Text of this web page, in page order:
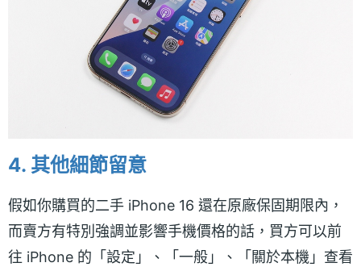
4. 其他細節留意
假如你購買的二手 iPhone 16 還在原廠保固期限內，
而賣方有特別強調並影響手機價格的話，買方可以前
往 iPhone 的「設定」、「一般」、「關於本機」查看